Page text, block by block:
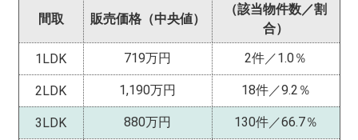
間取 販売価格（中央値）
（該当物件数／割
合）
1LDK
719万円 2件／1.0％
2LDK 1,190万円 18件／9.2％
3LDK 880万円 130件／66.7％